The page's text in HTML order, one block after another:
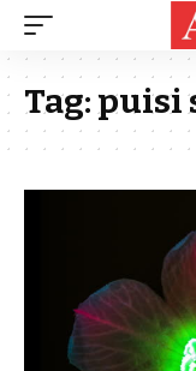
Tag:puisi